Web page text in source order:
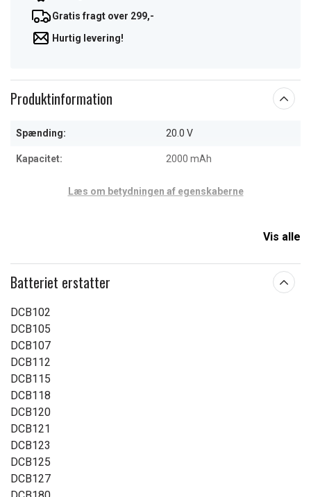
Gratis fragt over 299,-
Hurtig levering!
Produktinformation
Spænding: 20.0 V
Kapacitet: 2000 mAh
Læs om betydningen af egenskaberne
Vis alle
Batteriet erstatter
DCB102
DCB105
DCB107
DCB112
DCB115
DCB118
DCB120
DCB121
DCB123
DCB125
DCB127